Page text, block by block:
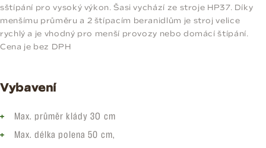
sštípání pro vysoký výkon. Šasi vychází ze stroje HP37. Díky
menšímu průměru a 2 štípacím beranidlům je stroj velice
rychlý a je vhodný pro menší provozy nebo domácí štípání.
Cena je bez DPH
Vybavení
Max. průměr klády 3O cm
Max. délka polena 50 cm,